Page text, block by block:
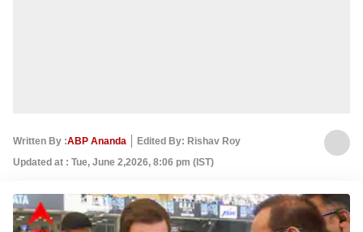
Written By :ABP Ananda
Edited By: Rishav Roy
Updated at : Tue, June 2,2026, 8:06 pm (IST)